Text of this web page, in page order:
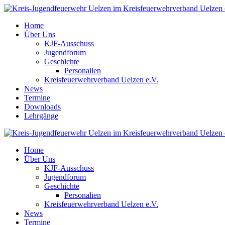
Home
Über Uns
KJF-Ausschuss
Jugendforum
Geschichte
Personalien
Kreisfeuerwehrverband Uelzen e.V.
News
Termine
Downloads
Lehrgänge
Home
Über Uns
KJF-Ausschuss
Jugendforum
Geschichte
Personalien
Kreisfeuerwehrverband Uelzen e.V.
News
Termine